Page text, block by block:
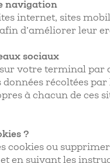
navigation
internet, sites
d’améliorer leur
sociaux
sur votre terminal
récoltées
à chacun de ces
?
cookies ou
en suivant les